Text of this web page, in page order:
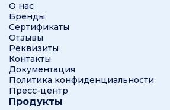
О нас
Бренды
Сертификаты
Отзывы
Реквизиты
Контакты
Документация
Политика конфиденциальности
Пресс-центр
Продукты